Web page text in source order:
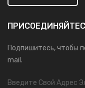
Подпишитесь, чтобы
mail.